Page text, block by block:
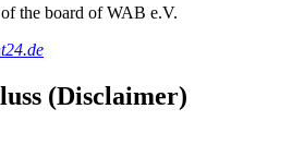
the board of WAB e.V.
(Disclaimer)